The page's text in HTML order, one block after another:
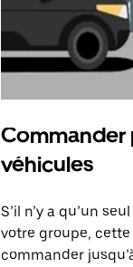
Commander
véhicules
S’il n’y a qu’un
votre groupe,
commander